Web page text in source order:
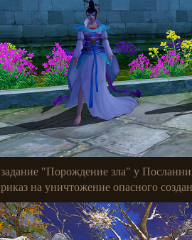
"Порождение зла" у
на уничтожение опасного